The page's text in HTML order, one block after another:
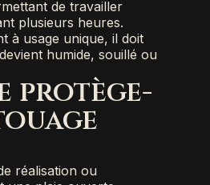
de travailler
plusieurs heures.
à usage unique, il doit
humide, souillé ou
protège-
réalisation ou